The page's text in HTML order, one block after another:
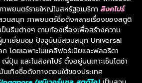
พยนตร์รายใหญ่ในสหรัฐอเมริกา สิงคโปร์
วนสนุก ภาพยนตร์ชื่อดังหลายเรื่องของสตูดิ
ป็นธีมต่างๆ ตามท้องเรื่องเพื่อสร้างความ
าเยี่ยมชม ปัจจุบันมีสวนสนุก Universal
โดยเฉพาะในแคลิฟอร์เนียและฟลอริดา
ญี่ปุ่น และในสิงคโปร์ ตั้งอยู่บนเกาะเซ็นโตซ่า
นเทิงชื่อดังทางตอนใต้ของประเทศ